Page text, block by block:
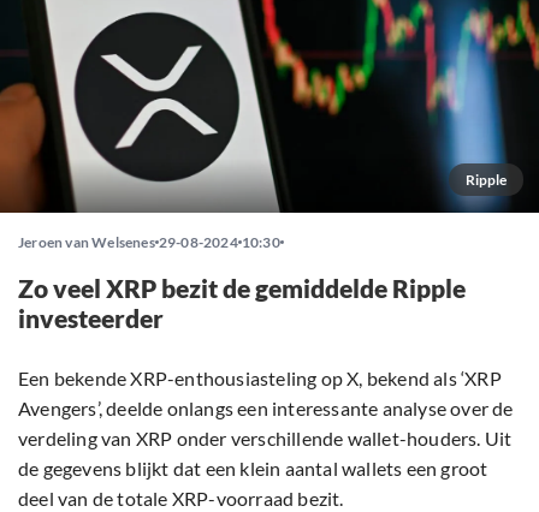
Ripple
Jeroen van Welsenes 29-08-2024 10:30
Zo veel XRP bezit de gemiddelde Ripple
investeerder
Een bekende XRP-enthousiasteling op X, bekend als ‘XRP
Avengers’, deelde onlangs een interessante analyse over de
verdeling van XRP onder verschillende wallet-houders. Uit
de gegevens blijkt dat een klein aantal wallets een groot
deel van de totale XRP-voorraad bezit.